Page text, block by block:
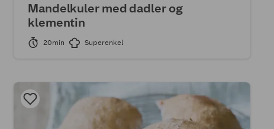
Mandelkuler med dadler og
klementin
20min Superenkel